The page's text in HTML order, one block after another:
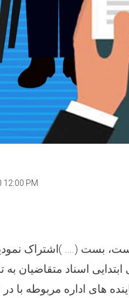
12:00 PM
اسناد متقاضیان به
نماینده های اداره مربوطه